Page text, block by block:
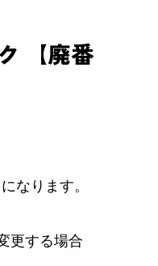
【廃番
なります。
更する場合